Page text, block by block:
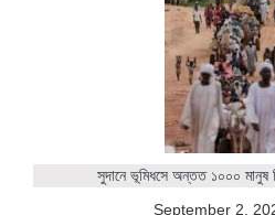
সুদানে ভূমিধসে অন্তত ১০০০ মানুষ
September 2,